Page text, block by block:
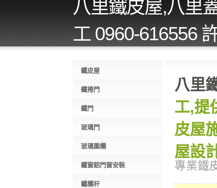
八里鐵皮屋,八里
工 0960-616556
鐵皮屋
鐵捲門
鐵門
玻璃門
玻璃圍欄
鐵窗鋁門窗安裝
鐵欄杆
八里
工,提
皮屋
屋設
專業鐵